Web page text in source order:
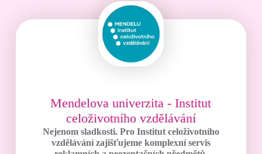
Mendelova univerzita - Institut
celoživotního vzdělávání
Nejenom sladkosti. Pro Institut celoživotního
vzdělávání zajišťujeme komplexní servis